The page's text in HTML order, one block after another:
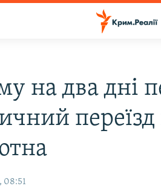
на два дні
переїзд
08:51